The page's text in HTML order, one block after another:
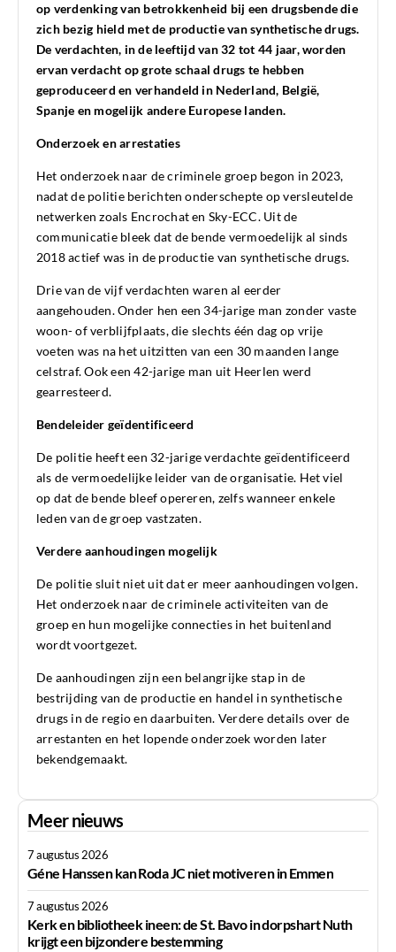
op verdenking van betrokkenheid bij een drugsbende die
zich bezig hield met de productie van synthetische drugs.
De verdachten, in de leeftijd van 32 tot 44 jaar, worden
ervan verdacht op grote schaal drugs te hebben
geproduceerd en verhandeld in Nederland, België,
Spanje en mogelijk andere Europese landen.
Onderzoek en arrestaties
Het onderzoek naar de criminele groep begon in 2023,
nadat de politie berichten onderschepte op versleutelde
netwerken zoals Encrochat en Sky-ECC. Uit de
communicatie bleek dat de bende vermoedelijk al sinds
2018 actief was in de productie van synthetische drugs.
Drie van de vijf verdachten waren al eerder
aangehouden. Onder hen een 34-jarige man zonder vaste
woon- of verblijfplaats, die slechts één dag op vrije
voeten was na het uitzitten van een 30 maanden lange
celstraf. Ook een 42-jarige man uit Heerlen werd
gearresteerd.
Bendeleider geïdentificeerd
De politie heeft een 32-jarige verdachte geïdentificeerd
als de vermoedelijke leider van de organisatie. Het viel
op dat de bende bleef opereren, zelfs wanneer enkele
leden van de groep vastzaten.
Verdere aanhoudingen mogelijk
De politie sluit niet uit dat er meer aanhoudingen volgen.
Het onderzoek naar de criminele activiteiten van de
groep en hun mogelijke connecties in het buitenland
wordt voortgezet.
De aanhoudingen zijn een belangrijke stap in de
bestrijding van de productie en handel in synthetische
drugs in de regio en daarbuiten. Verdere details over de
arrestanten en het lopende onderzoek worden later
bekendgemaakt.
Meer nieuws
7 augustus 2026
Géne Hanssen kan Roda JC niet motiveren in Emmen
7 augustus 2026
Kerk en bibliotheek ineen: de St. Bavo in dorpshart Nuth
krijgt een bijzondere bestemming